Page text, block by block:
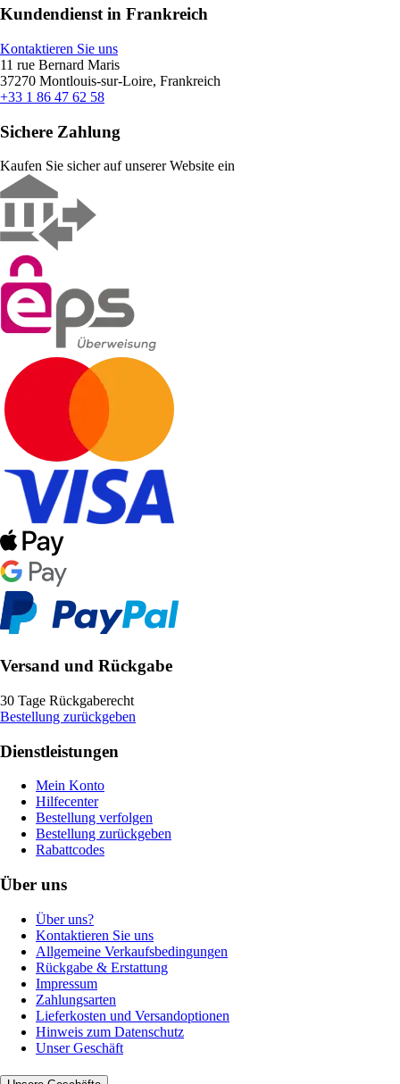
Kundendienst in Frankreich
Kontaktieren Sie uns
11 rue Bernard Maris
37270 Montlouis-sur-Loire, Frankreich
+33 1 86 47 62 58
Sichere Zahlung
Kaufen Sie sicher auf unserer Website ein
Versand und Rückgabe
30 Tage Rückgaberecht
Bestellung zurückgeben
Dienstleistungen
Mein Konto
Hilfecenter
Bestellung verfolgen
Bestellung zurückgeben
Rabattcodes
Über uns
Über uns?
Kontaktieren Sie uns
Allgemeine Verkaufsbedingungen
Rückgabe & Erstattung
Impressum
Zahlungsarten
Lieferkosten und Versandoptionen
Hinweis zum Datenschutz
Unser Geschäft